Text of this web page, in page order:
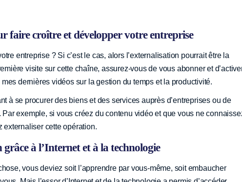
faire croître et développer votre entreprise
entreprise ? Si c’est le cas, alors l’externalisation pourrait être la
visite sur cette chaîne, assurez-vous de vous abonner et
dernières vidéos sur la gestion du temps et la productivité.
à se procurer des biens et des services auprès d’entreprises ou de
exemple, si vous créez du contenu vidéo et que vous ne
externaliser cette opération.
à l’Internet et à la technologie
vous deviez soit l’apprendre par vous-même, soit embaucher